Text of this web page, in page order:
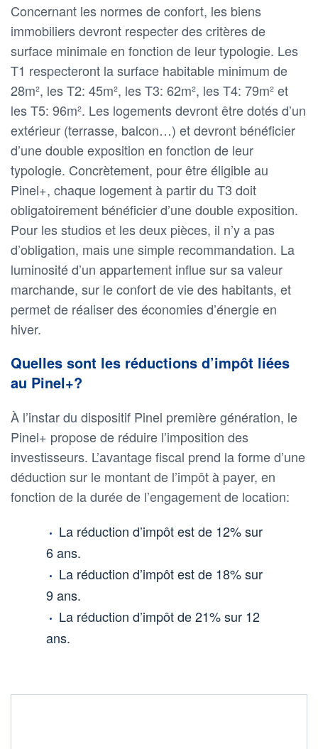
Concernant les normes de confort, les biens
immobiliers devront respecter des critères de
surface minimale en fonction de leur typologie. Les
T1 respecteront la surface habitable minimum de
28m², les T2: 45m², les T3: 62m², les T4: 79m² et
les T5: 96m². Les logements devront être dotés d’un
extérieur (terrasse, balcon…) et devront bénéficier
d’une double exposition en fonction de leur
typologie. Concrètement, pour être éligible au
Pinel+, chaque logement à partir du T3 doit
obligatoirement bénéficier d’une double exposition.
Pour les studios et les deux pièces, il n’y a pas
d’obligation, mais une simple recommandation. La
luminosité d’un appartement influe sur sa valeur
marchande, sur le confort de vie des habitants, et
permet de réaliser des économies d’énergie en
hiver.
Quelles sont les réductions d’impôt liées
au Pinel+?
À l’instar du dispositif Pinel première génération, le
Pinel+ propose de réduire l’imposition des
investisseurs. L’avantage fiscal prend la forme d’une
déduction sur le montant de l’impôt à payer, en
fonction de la durée de l’engagement de location:
La réduction d’impôt est de 12% sur
6 ans.
La réduction d’impôt est de 18% sur
9 ans.
La réduction d’impôt de 21% sur 12
ans.